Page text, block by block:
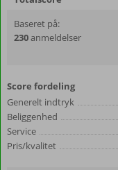
Baseret på:
230anmeldelser
Score fordeling
Generelt indtryk
Beliggenhed
Service
Pris/kvalitet